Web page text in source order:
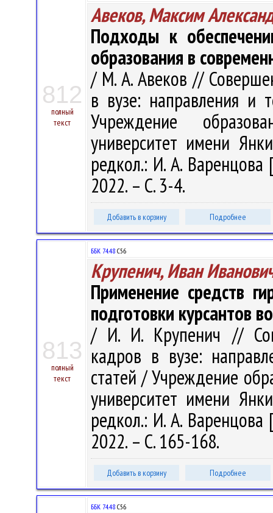
812
полный
текст
Авеков, Максим
Подходы к
образования в
/ М. А. Авеков //
в вузе: направления и
Учреждение
университет имени
редкол.: И. А.
2022. – С. 3-4.
Добавить в корзину Подробнее
813
полный
текст
ББК 74.48 С56
Крупенич, Иван
Применение средств
подготовки курсантов
/ И. И. Крупенич //
кадров в вузе:
статей / Учреждение
университет имени
редкол.: И. А.
2022. – С. 165-168.
Добавить в корзину Подробнее
ББК 74.48 С56